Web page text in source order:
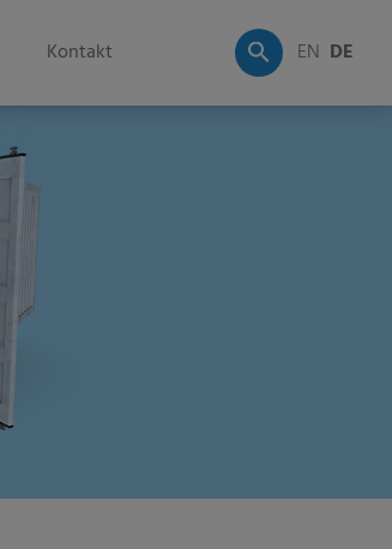
Kontakt EN DE